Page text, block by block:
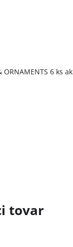
tovar
ORNAMENTS 6 ks